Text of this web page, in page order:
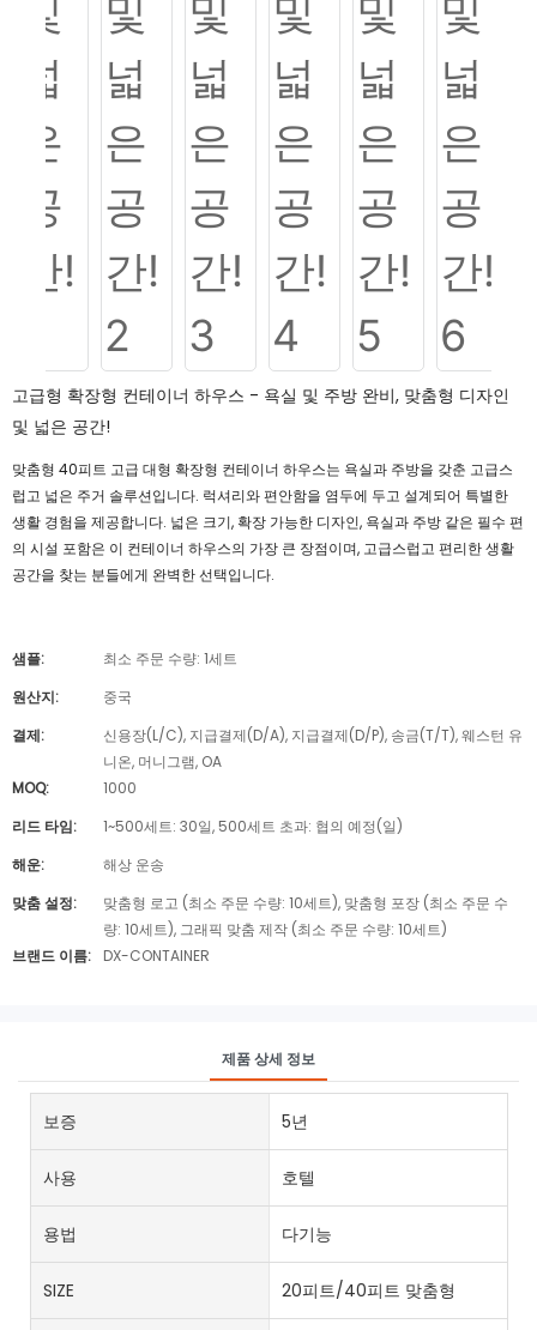
고급형 확장형 컨테이너 하우스 - 욕실 및 주방 완비, 맞춤형 디자인
및 넓은 공간!
맞춤형 40피트 고급 대형 확장형 컨테이너 하우스는 욕실과 주방을 갖춘 고급스
럽고 넓은 주거 솔루션입니다. 럭셔리와 편안함을 염두에 두고 설계되어 특별한
생활 경험을 제공합니다. 넓은 크기, 확장 가능한 디자인, 욕실과 주방 같은 필수 편
의 시설 포함은 이 컨테이너 하우스의 가장 큰 장점이며, 고급스럽고 편리한 생활
공간을 찾는 분들에게 완벽한 선택입니다.
샘플:
최소 주문 수량: 1세트
원산지:
중국
결제:
신용장(L/C), 지급결제(D/A), 지급결제(D/P), 송금(T/T), 웨스턴 유
니온, 머니그램, OA
MOQ:
1000
리드 타임:
1~500세트: 30일, 500세트 초과: 협의 예정(일)
해운:
해상 운송
맞춤 설정:
맞춤형 로고 (최소 주문 수량: 10세트), 맞춤형 포장 (최소 주문 수
량: 10세트), 그래픽 맞춤 제작 (최소 주문 수량: 10세트)
브랜드 이름:
DX-CONTAINER
제품 상세 정보
보증 5년
사용 호텔
용법 다기능
SIZE 20피트/40피트 맞춤형